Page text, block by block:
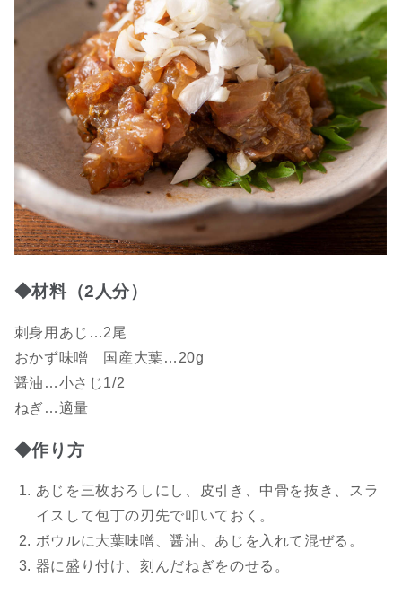
◆材料（2人分）
刺身用あじ…2尾
おかず味噌 国産大葉…20g
醤油…小さじ1/2
ねぎ…適量
◆作り方
あじを三枚おろしにし、皮引き、中骨を抜き、スラ
イスして包丁の刃先で叩いておく。
ボウルに大葉味噌、醤油、あじを入れて混ぜる。
器に盛り付け、刻んだねぎをのせる。